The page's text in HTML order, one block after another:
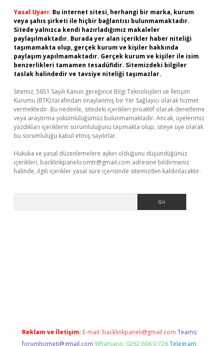
Yasal Uyarı: Bu internet sitesi, herhangi bir marka, kurum
veya şahıs şirketi ile hiçbir bağlantısı bulunmamaktadır.
Sitede yalnızca kendi hazırladığımız makaleler
paylaşılmaktadır. Burada yer alan içerikler haber niteliği
taşımamakta olup, gerçek kurum ve kişiler hakkında
paylaşım yapılmamaktadır. Gerçek kurum ve kişiler ile isim
benzerlikleri tamamen tesadüfidir. Sitemizdeki bilgiler
taslak halindedir ve tavsiye niteliği taşımazlar.
Sitemiz, 5651 Sayılı Kanun gereğince Bilgi Teknolojileri ve İletişim
Kurumu (BTK) tarafından onaylanmış bir Yer Sağlayıcı olarak hizmet
vermektedir. Bu nedenle, sitedeki içerikleri proaktif olarak denetleme
veya araştırma yükümlülüğümüz bulunmamaktadır. Ancak, üyelerimiz
yazdıkları içeriklerin sorumluluğunu taşımakta olup, siteye üye olarak
bu sorumluluğu kabul etmiş sayılırlar.
Hukuka ve yasal düzenlemelere aykırı olduğunu düşündüğünüz
içerikleri, backlinkpanelicomtr@gmail.com adresine bildirmeniz
halinde, ilgili içerikler yasal süre içerisinde sitemizden kaldırılacaktır.
Reklam ve İletişim: E-mail: backlinkpaneli@gmail.com Teams:
forumhizmeti@gmail.com Whatsapp: 0262 606 0 726 Telegram: